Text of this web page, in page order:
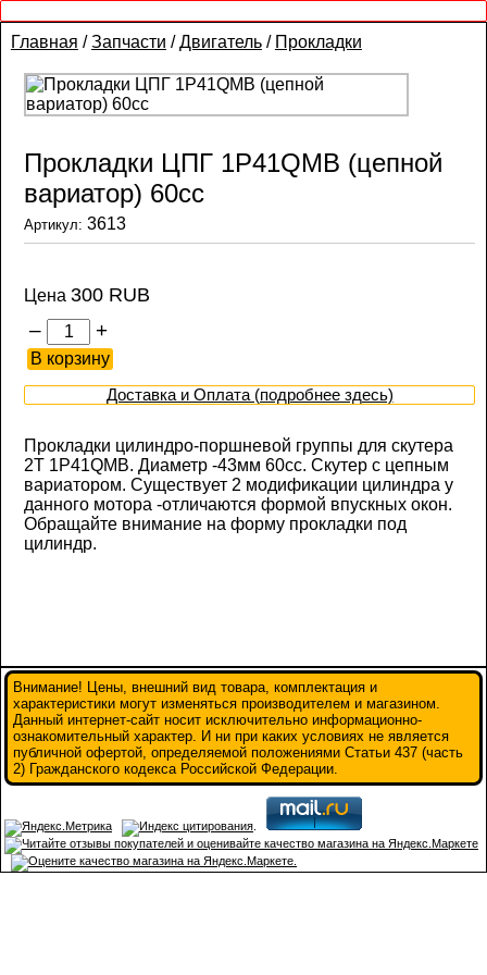
Главная /Запчасти /Двигатель/ Прокладки
Прокладки ЦПГ 1P41QMB (цепной
вариатор) 60сс
Артикул: 3613
Цена 300 RUB
– +
Доставка и Оплата (подробнее здесь)
Прокладки цилиндро-поршневой группы для скутера
2Т 1P41QMB. Диаметр -43мм 60сс. Скутер с цепным
вариатором. Существует 2 модификации цилиндра у
данного мотора -отличаются формой впускных окон.
Обращайте внимание на форму прокладки под
цилиндр.
Внимание! Цены, внешний вид товара, комплектация и
характеристики могут изменяться производителем и магазином.
Данный интернет-сайт носит исключительно информационно-
ознакомительный характер. И ни при каких условиях не является
публичной офертой, определяемой положениями Статьи 437 (часть
2) Гражданского кодекса Российской Федерации.